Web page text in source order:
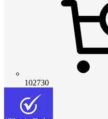
102730